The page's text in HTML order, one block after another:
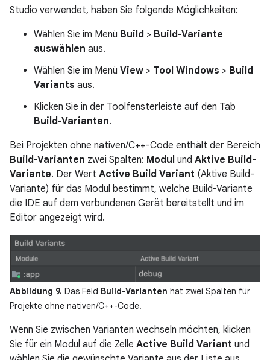
Studio verwendet, haben Sie folgende Möglichkeiten:
Wählen Sie im Menü Build > Build-Variante
auswählen aus.
Wählen Sie im Menü View > Tool Windows > Build
Variants aus.
Klicken Sie in der Toolfensterleiste auf den Tab
Build-Varianten.
Bei Projekten ohne nativen/C++-Code enthält der Bereich
Build-Varianten zwei Spalten: Modul und Aktive Build-
Variante. Der Wert Active Build Variant (Aktive Build-
Variante) für das Modul bestimmt, welche Build-Variante
die IDE auf dem verbundenen Gerät bereitstellt und im
Editor angezeigt wird.
Abbildung 9. Das Feld Build-Varianten hat zwei Spalten für
Projekte ohne nativen/C++-Code.
Wenn Sie zwischen Varianten wechseln möchten, klicken
Sie für ein Modul auf die Zelle Active Build Variant und